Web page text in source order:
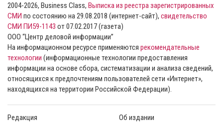
2004-2026, Business Class, Выписка из реестра зарегистрированных
СМИ по состоянию на 29.08.2018 (интернет-сайт), свидетельство
СМИ ПИ59-1143 от 07.02.2017 (газета)
ООО “Центр деловой информации”
На информационном ресурсе применяются рекомендательные
технологии (информационные технологии предоставления
информации на основе сбора, систематизации и анализа сведений,
относящихся к предпочтениям пользователей сети «Интернет»,
находящихся на территории Российской Федерации).
Редакция Об издании